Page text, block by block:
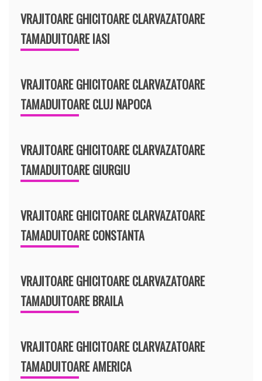
VRAJITOARE GHICITOARE CLARVAZATOARE
TAMADUITOARE IASI
VRAJITOARE GHICITOARE CLARVAZATOARE
TAMADUITOARE CLUJ NAPOCA
VRAJITOARE GHICITOARE CLARVAZATOARE
TAMADUITOARE GIURGIU
VRAJITOARE GHICITOARE CLARVAZATOARE
TAMADUITOARE CONSTANTA
VRAJITOARE GHICITOARE CLARVAZATOARE
TAMADUITOARE BRAILA
VRAJITOARE GHICITOARE CLARVAZATOARE
TAMADUITOARE AMERICA